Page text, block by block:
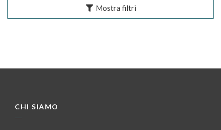
Mostra filtri
CHI SIAMO